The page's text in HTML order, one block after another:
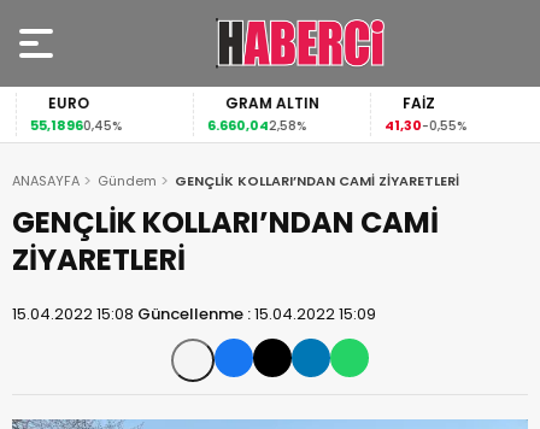
EURO
55,18960,45%
GRAM ALTIN
6.660,042,58%
FAİZ
41,30-0,55%
ANASAYFA Gündem GENÇLİK KOLLARI’NDAN CAMİ ZİYARETLERİ
GENÇLİK KOLLARI’NDAN CAMİ
ZİYARETLERİ
15.04.2022 15:08 Güncellenme :15.04.2022 15:09